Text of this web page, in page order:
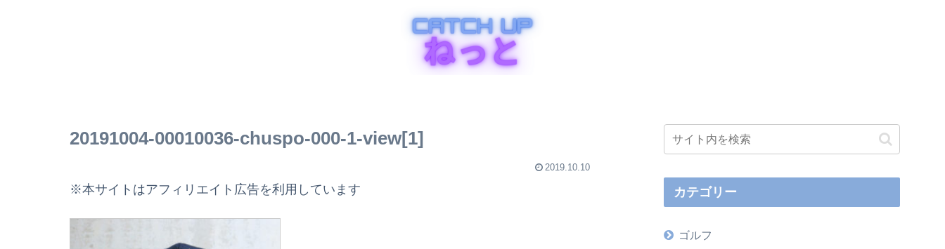
20191004-00010036-chuspo-000-1-view[1]
2019.10.10
※本サイトはアフィリエイト広告を利用しています カテゴリー
ゴルフ